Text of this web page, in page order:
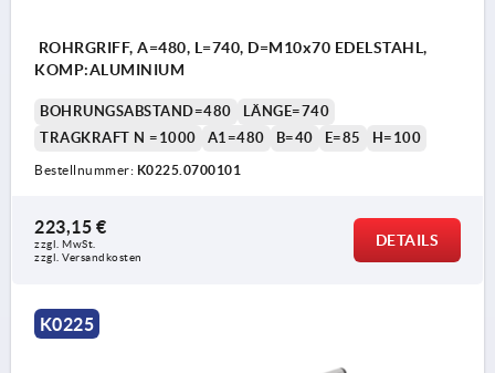
ROHRGRIFF, A=480, L=740, D=M10x70 EDELSTAHL,
KOMP:ALUMINIUM
BOHRUNGSABSTAND=480
LÄNGE=740
TRAGKRAFT N =1000
A1=480 B=40 E=85 H=100
Bestellnummer: K0225.0700101
223,15 €
zzgl. MwSt.
zzgl. Versandkosten
DETAILS
K0225